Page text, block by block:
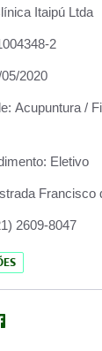
Itaipú Ltda
2
2020
Acupuntura /
Eletivo
Francisco
2609-8047